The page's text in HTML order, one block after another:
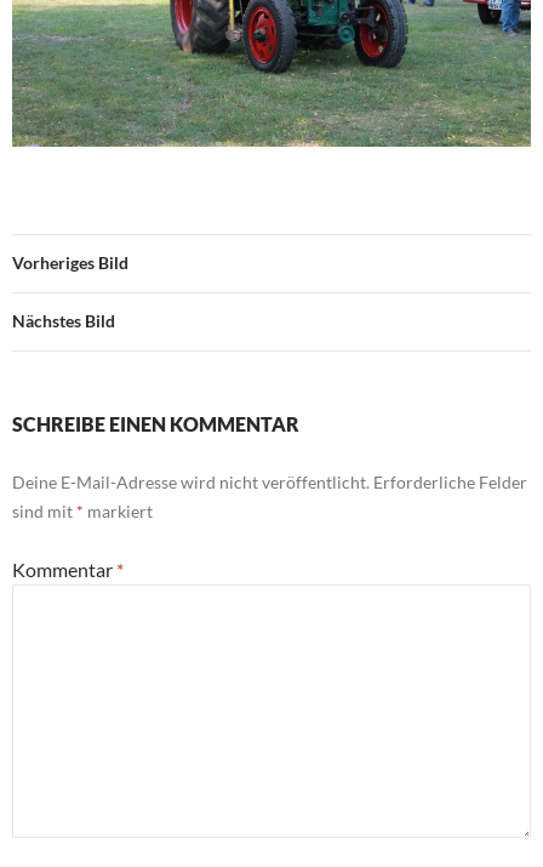
Vorheriges Bild
Nächstes Bild
SCHREIBE EINEN KOMMENTAR
Deine E-Mail-Adresse wird nicht veröffentlicht. Erforderliche Felder
sind mit * markiert
Kommentar *